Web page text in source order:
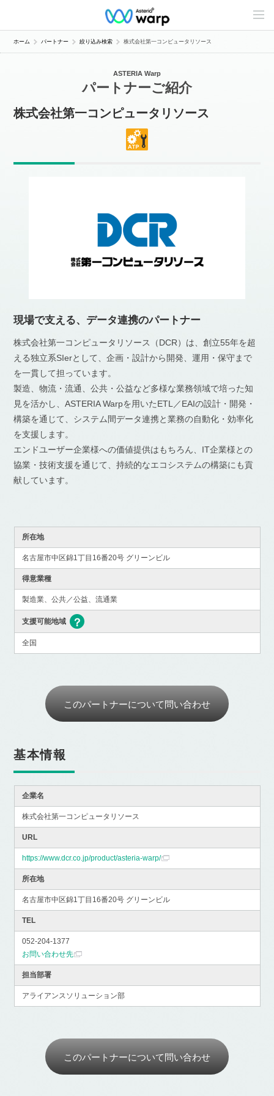
C
n
e
ホーム パートナー 絞り込み検索 株式会社第一コンピュータリソース
ASTERIA Warp
パートナーご紹介
株式会社第一コンピュータリソース
現場で支える、データ連携のパートナー
株式会社第一コンピュータリソース（DCR）は、創立55年を超
える独立系SIerとして、企画・設計から開発、運用・保守まで
を一貫して担っています。
製造、物流・流通、公共・公益など多様な業務領域で培った知
見を活かし、ASTERIA Warpを用いたETL／EAIの設計・開発・
構築を通じて、システム間データ連携と業務の自動化・効率化
を支援します。
エンドユーザー企業様への価値提供はもちろん、IT企業様との
協業・技術支援を通じて、持続的なエコシステムの構築にも貢
献しています。
所在地
名古屋市中区錦1丁目16番20号 グリーンビル
得意業種
製造業、公共／公益、流通業
支援可能地域
全国
このパートナーについて問い合わせ
基本情報
企業名
株式会社第一コンピュータリソース
URL
https://www.dcr.co.jp/product/asteria-warp/
所在地
名古屋市中区錦1丁目16番20号 グリーンビル
TEL
052-204-1377
お問い合わせ先
担当部署
アライアンスソリューション部
このパートナーについて問い合わせ